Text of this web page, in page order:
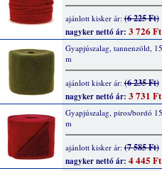
ajánlott kisker ár:(6 225 Ft)
nagyker nettó ár: 3 726 Ft
Gyapjúszalag, tannenzöld,
m
ajánlott kisker ár:(6 235 Ft)
nagyker nettó ár: 3 731 Ft
Gyapjúszalag, piros/bordó
m
ajánlott kisker ár:(7 585 Ft)
nagyker nettó ár: 4 445 Ft